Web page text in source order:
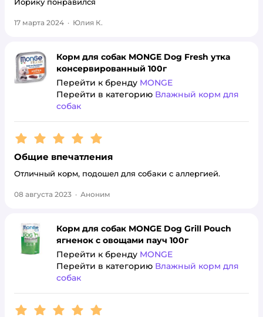
17 марта 2024 · Юлия К.
Корм для собак MONGE Dog Fresh утка
консервированный 100г
Перейти к бренду MONGE
Перейти в категорию Влажный корм для
собак
Рейтинг:5
Общие впечатления
Отличный корм, подошел для собаки с аллергией.
08 августа 2023 · Аноним
Корм для собак MONGE Dog Grill Pouch
ягненок с овощами пауч 100г
Перейти к бренду MONGE
Перейти в категорию Влажный корм для
собак
Рейтинг:5